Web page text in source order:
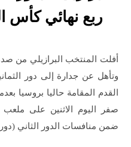
ربع نهائي كأس
أفلت المنتخب البرازيلي من
صفر اليوم الاثنين على ملعب
ضمن منافسات الدور الثاني